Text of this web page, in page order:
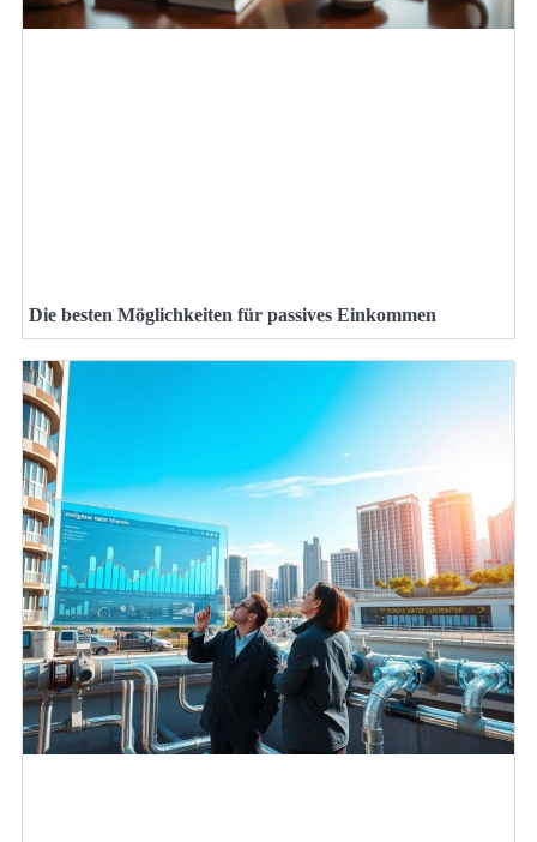
Die besten Möglichkeiten für passives Einkommen